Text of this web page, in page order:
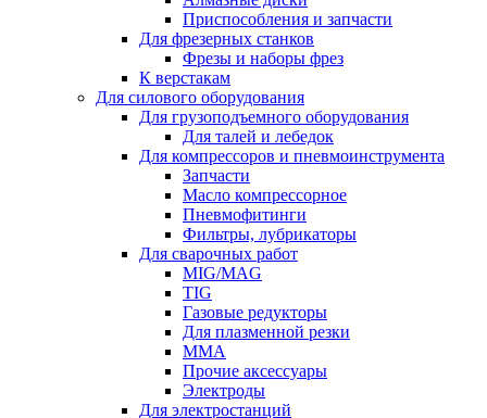
Приспособления и запчасти
Для фрезерных станков
Фрезы и наборы фрез
К верстакам
Для силового оборудования
Для грузоподъемного оборудования
Для талей и лебедок
Для компрессоров и пневмоинструмента
Запчасти
Масло компрессорное
Пневмофитинги
Фильтры, лубрикаторы
Для сварочных работ
MIG/MAG
TIG
Газовые редукторы
Для плазменной резки
ММА
Прочие аксессуары
Электроды
Для электростанций